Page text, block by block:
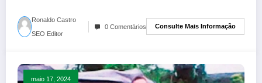
Ronaldo Castro
SEO Editor
0 Comentários Consulte Mais Informação
maio 17, 2024